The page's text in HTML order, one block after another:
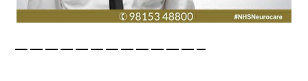
————————————–